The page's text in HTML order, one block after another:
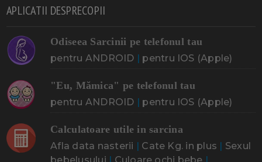
APLICATII DESPRECOPII
Odiseea Sarcinii pe telefonul tau
pentru ANDROID pentru IOS (Apple)
"Eu, Mămica" pe telefonul tau
pentru ANDROID pentru IOS (Apple)
Calculatoare utile in sarcina
Afla data nasterii Cate Kg. in plus
Sexul